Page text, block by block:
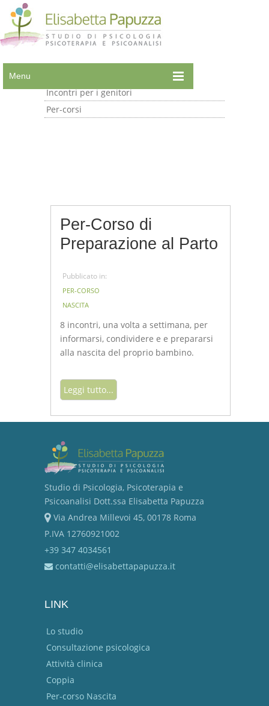
Menu
Incontri per i genitori
Per-corsi
Per-Corso di
Preparazione al Parto
Pubblicato in:
PER-CORSO
NASCITA
8 incontri, una volta a settimana, per
informarsi, condividere e e prepararsi
alla nascita del proprio bambino.
Leggi tutto...
Studio di Psicologia, Psicoterapia e
Psicoanalisi Dott.ssa Elisabetta Papuzza
Via Andrea Millevoi 45, 00178 Roma
P.IVA 12760921002
+39 347 4034561
contatti@elisabettapapuzza.it
LINK
Lo studio
Consultazione psicologica
Attività clinica
Coppia
Per-corso Nascita